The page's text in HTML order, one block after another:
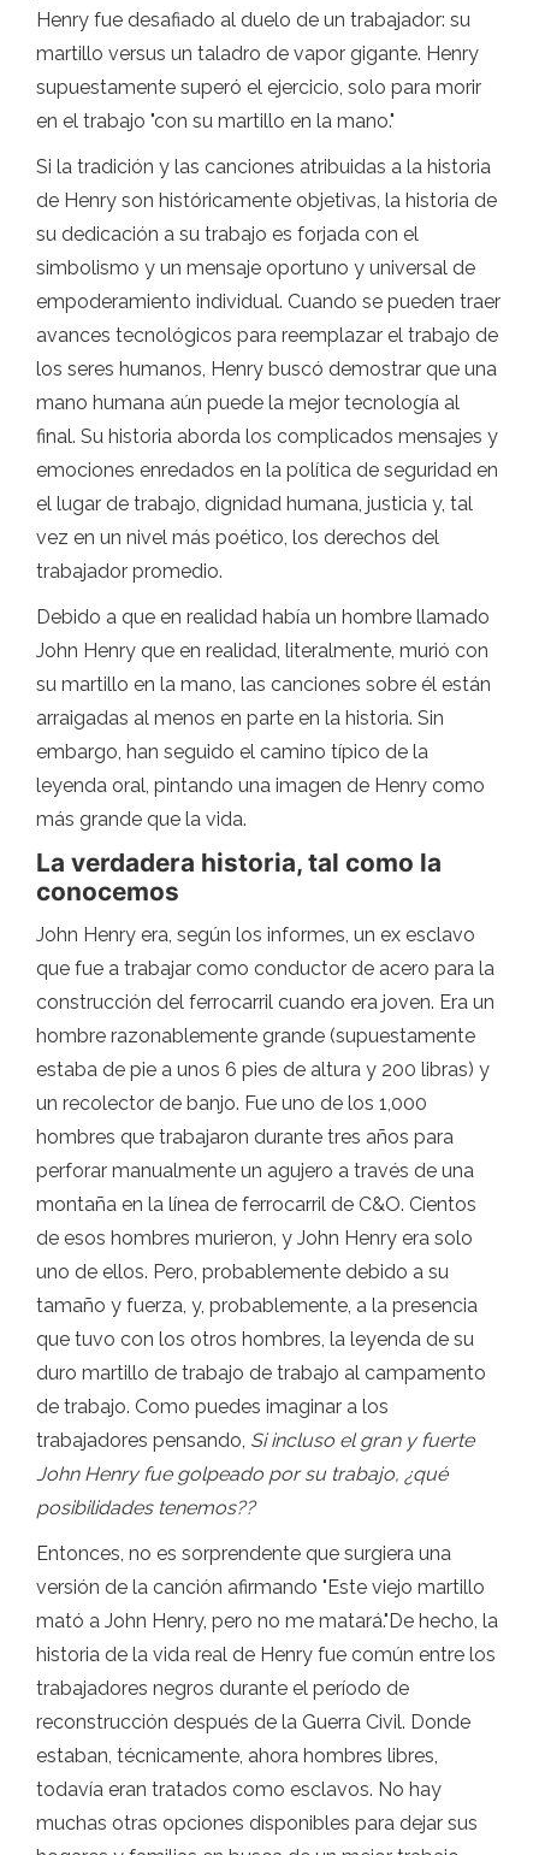
Henry fue desafiado al duelo de un trabajador: su
martillo versus un taladro de vapor gigante. Henry
supuestamente superó el ejercicio, solo para morir
en el trabajo "con su martillo en la mano."
Si la tradición y las canciones atribuidas a la historia
de Henry son históricamente objetivas, la historia de
su dedicación a su trabajo es forjada con el
simbolismo y un mensaje oportuno y universal de
empoderamiento individual. Cuando se pueden traer
avances tecnológicos para reemplazar el trabajo de
los seres humanos, Henry buscó demostrar que una
mano humana aún puede la mejor tecnología al
final. Su historia aborda los complicados mensajes y
emociones enredados en la política de seguridad en
el lugar de trabajo, dignidad humana, justicia y, tal
vez en un nivel más poético, los derechos del
trabajador promedio.
Debido a que en realidad había un hombre llamado
John Henry que en realidad, literalmente, murió con
su martillo en la mano, las canciones sobre él están
arraigadas al menos en parte en la historia. Sin
embargo, han seguido el camino típico de la
leyenda oral, pintando una imagen de Henry como
más grande que la vida.
La verdadera historia, tal como la
conocemos
John Henry era, según los informes, un ex esclavo
que fue a trabajar como conductor de acero para la
construcción del ferrocarril cuando era joven. Era un
hombre razonablemente grande (supuestamente
estaba de pie a unos 6 pies de altura y 200 libras) y
un recolector de banjo. Fue uno de los 1,000
hombres que trabajaron durante tres años para
perforar manualmente un agujero a través de una
montaña en la línea de ferrocarril de C&O. Cientos
de esos hombres murieron, y John Henry era solo
uno de ellos. Pero, probablemente debido a su
tamaño y fuerza, y, probablemente, a la presencia
que tuvo con los otros hombres, la leyenda de su
duro martillo de trabajo de trabajo al campamento
de trabajo. Como puedes imaginar a los
trabajadores pensando, Si incluso el gran y fuerte
John Henry fue golpeado por su trabajo, ¿qué
posibilidades tenemos??
Entonces, no es sorprendente que surgiera una
versión de la canción afirmando "Este viejo martillo
mató a John Henry, pero no me matará."De hecho, la
historia de la vida real de Henry fue común entre los
trabajadores negros durante el período de
reconstrucción después de la Guerra Civil. Donde
estaban, técnicamente, ahora hombres libres,
todavía eran tratados como esclavos. No hay
muchas otras opciones disponibles para dejar sus